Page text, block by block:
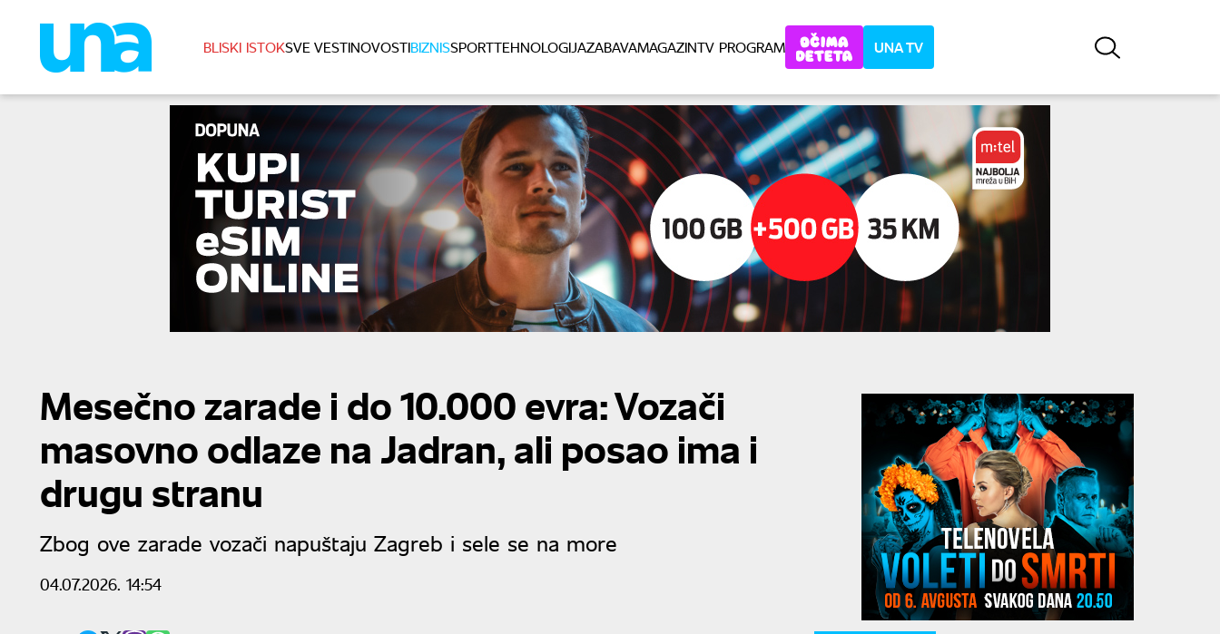
BLISKI ISTOKSVE VESTINOVOSTIBIZNISSPORTTEHNOLOGIJAZABAVAMAGAZINTV PROGRAM UNA TV
Mesečno zarade i do 10.000 evra: Vozači
masovno odlaze na Jadran, ali posao ima i
drugu stranu
Zbog ove zarade vozači napuštaju Zagreb i sele se na more
04.07.2026. 14:54